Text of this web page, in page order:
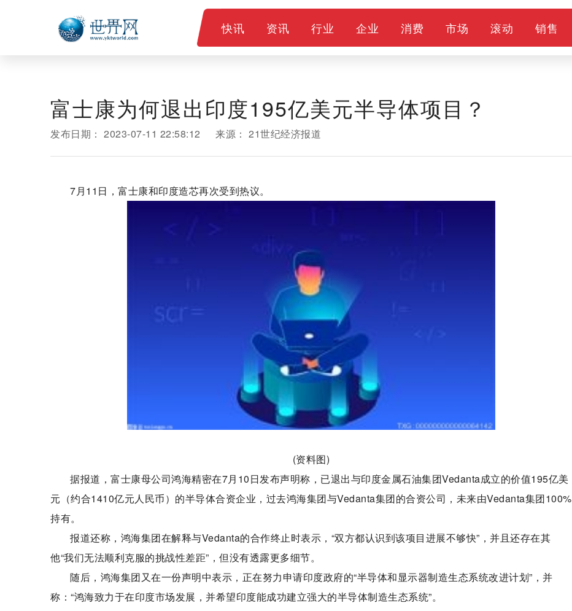
快讯 资讯 行业 企业 消费 市场 滚动 销售
富士康为何退出印度195亿美元半导体项目？
发布日期： 2023-07-11 22:58:12 来源： 21世纪经济报道
7月11日，富士康和印度造芯再次受到热议。
(资料图)
据报道，富士康母公司鸿海精密在7月10日发布声明称，已退出与印度金属石油集团Vedanta成立的价值195亿美
元（约合1410亿元人民币）的半导体合资企业，过去鸿海集团与Vedanta集团的合资公司，未来由Vedanta集团100%
持有。
报道还称，鸿海集团在解释与Vedanta的合作终止时表示，“双方都认识到该项目进展不够快”，并且还存在其
他“我们无法顺利克服的挑战性差距”，但没有透露更多细节。
随后，鸿海集团又在一份声明中表示，正在努力申请印度政府的“半导体和显示器制造生态系统改进计划”，并
称：“鸿海致力于在印度市场发展，并希望印度能成功建立强大的半导体制造生态系统”。